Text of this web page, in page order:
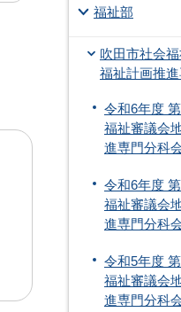
福祉部
吹田市社会
福祉計画推
令和6年度
福祉審議会
進専門分科
令和6年度
福祉審議会
進専門分科
令和5年度
福祉審議会
進専門分科